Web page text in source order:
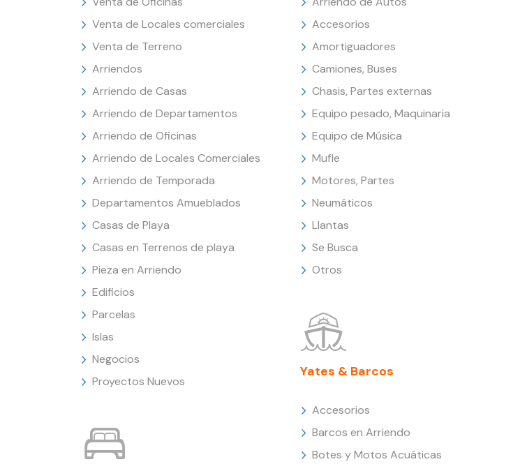
Venta de Locales comerciales
Venta de Terreno
Arriendos
Arriendo de Casas
Arriendo de Departamentos
Arriendo de Oficinas
Arriendo de Locales Comerciales
Arriendo de Temporada
Departamentos Amueblados
Casas de Playa
Casas en Terrenos de playa
Pieza en Arriendo
Edificios
Parcelas
Islas
Negocios
Proyectos Nuevos
Accesorios
Amortiguadores
Camiones, Buses
Chasis, Partes externas
Equipo pesado, Maquinaria
Equipo de Música
Mufle
Motores, Partes
Neumáticos
Llantas
Se Busca
Otros
Yates & Barcos
Accesorios
Barcos en Arriendo
Botes y Motos Acuáticas